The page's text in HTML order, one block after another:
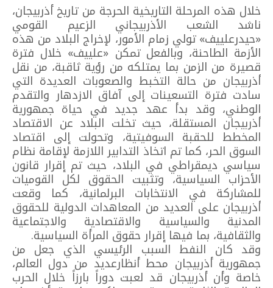
خلال هذه المرحلة التاريخية الحرجة من تاريخ أذربيجان،
ناشد الشعب الأذربيجاني الزعيم القومي
«حيدرعلييف» تولي زمام الأمور، لإخراج البلاد من هذه
الأزمة الطاحنة، وبالفعل تمكن «علييف» خلال فترة
قصيرة من الزمن بما يمتلكه من رؤية ثاقبة، من نقل
أذربيجان من حالة التخبط والصعوبات العديدة التي
سادت فترة التسعينات إلى آفاق الازدهار والتقدم
الوطني، وقد بدأ عهد جديد في حياة جمهورية
أذربيجان المستقلة، حيث تخلت البلاد عن الاقتصاد
المخطط للحقبة السوفيتية، وتحولت إلى اقتصاد
السوق الحر، كما تم اتخاذ التدابير اللازمة لإقامة نظام
سياسي ديمقراطي في البلاد، حيث تم إقرار قانون
الأحزاب السياسية، وتثبيت الحقوق لكل القوميات
للمشاركة في الانتخابات البرلمانية، كما وقعت
أذربيجان على العديد من المعاهدات الدولية للحقوق
المدنية والسياسية والاقتصادية والاجتماعية
والثقافية، بما فيها إقرار حقوق المرأة السياسية.
وقد كان النفط السبب الرئيسي الذي جعل من
جمهورية أذربيجان محط أنظارعديد من دول العالم،
خاصة وأن أذربيجان قد لعبت دوراً بارزاً خلال الحرب